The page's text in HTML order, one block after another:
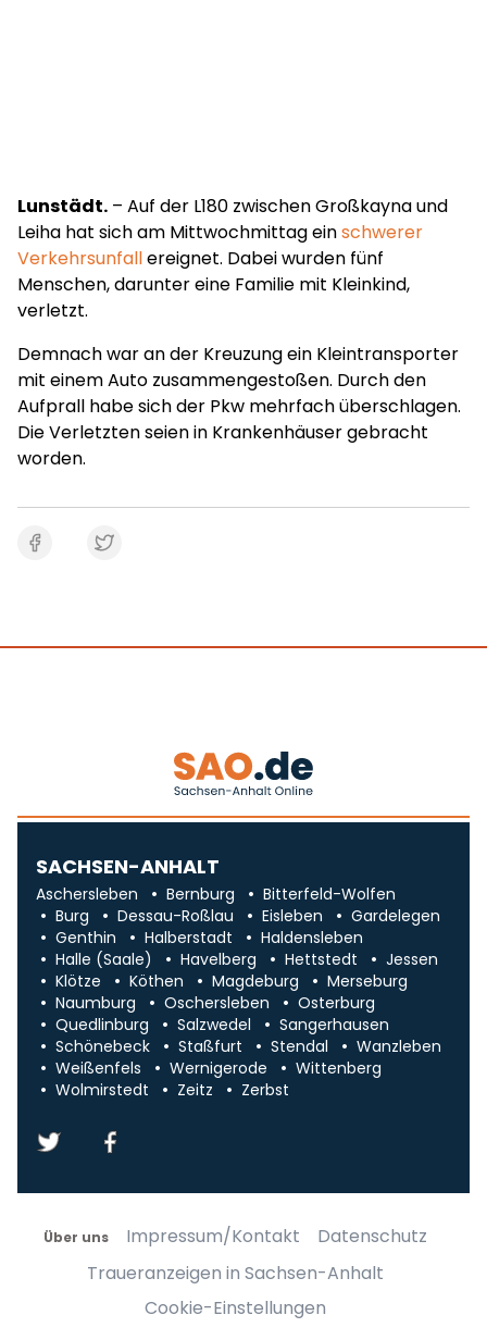
Lunstädt. – Auf der L180 zwischen Großkayna und
Leiha hat sich am Mittwochmittag einschwerer
Verkehrsunfallereignet. Dabei wurden fünf
Menschen, darunter eine Familie mit Kleinkind,
verletzt.
Demnach war an der Kreuzung ein Kleintransporter
mit einem Auto zusammengestoßen. Durch den
Aufprall habe sich der Pkw mehrfach überschlagen.
Die Verletzten seien in Krankenhäuser gebracht
worden.
SACHSEN-ANHALT
Aschersleben Bernburg
Bitterfeld-Wolfen
Burg
Dessau-Roßlau Eisleben
Gardelegen
Genthin
Halberstadt
Haldensleben
Halle (Saale)
Havelberg Hettstedt
Jessen
Klötze
Köthen Magdeburg
Merseburg
Naumburg
Oschersleben
Osterburg
Quedlinburg
Salzwedel
Sangerhausen
Schönebeck
Staßfurt Stendal
Wanzleben
Weißenfels
Wernigerode
Wittenberg
Wolmirstedt
Zeitz Zerbst
Über uns Impressum/Kontakt
Datenschutz
Traueranzeigen in Sachsen-Anhalt
Cookie-Einstellungen